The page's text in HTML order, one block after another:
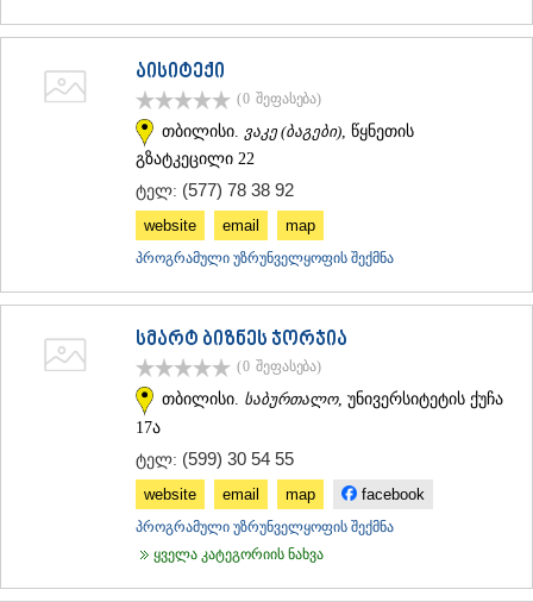
ᲠᲐᲭᲐ-ᲚᲔᲩᲮᲣᲛᲘ/ᲥᲕᲔᲛᲝ ᲡᲕᲐᲜᲔᲗᲘ
ᲚᲔᲜᲢᲔᲮᲘ
ᲝᲜᲘ
ᲡᲐᲛᲔᲒᲠᲔᲚᲝ/ᲖᲔᲛᲝ ᲡᲕᲐᲜᲔᲗᲘ
ᲤᲝᲗᲘ
ᲬᲐᲚᲔᲜᲯᲘᲮᲐ
ᲮᲝᲑᲘ
ᲐᲮᲐᲚᲥᲐᲚᲐᲥᲘ
ᲜᲘᲜᲝᲬᲛᲘᲜᲓᲐ
აისიტექი
(0 შეფასება)
თბილისი. ვაკე (ბაგები) , წყნეთის
გზატკეცილი 22
ტელ: (577) 78 38 92
website email map
პროგრამული უზრუნველყოფის შექმნა
სმარტ ბიზნეს ჯორჯია
(0 შეფასება)
თბილისი. საბურთალო, უნივერსიტეტის ქუჩა
17ა
ტელ: (599) 30 54 55
website email map facebook
პროგრამული უზრუნველყოფის შექმნა
ყველა კატეგორიის ნახვა